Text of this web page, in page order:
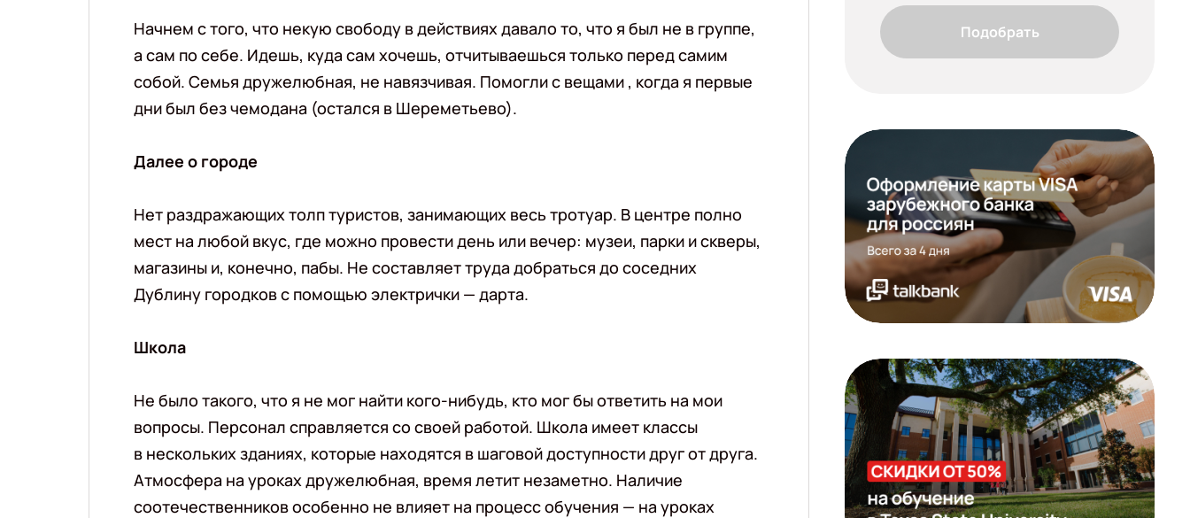
Начнем с того, что некую свободу в действиях давало то, что я был не в группе,
а сам по себе. Идешь, куда сам хочешь, отчитываешься только перед самим
собой. Семья дружелюбная, не навязчивая. Помогли с вещами , когда я первые
дни был без чемодана (остался в Шереметьево).
Далее о городе
Нет раздражающих толп туристов, занимающих весь тротуар. В центре полно
мест на любой вкус, где можно провести день или вечер: музеи, парки и скверы,
магазины и, конечно, пабы. Не составляет труда добраться до соседних
Дублину городков с помощью электрички — дарта.
Школа
Не было такого, что я не мог найти кого-нибудь, кто мог бы ответить на мои
вопросы. Персонал справляется со своей работой. Школа имеет классы
в нескольких зданиях, которые находятся в шаговой доступности друг от друга.
Атмосфера на уроках дружелюбная, время летит незаметно. Наличие
соотечественников особенно не влияет на процесс обучения — на уроках
Подобрать